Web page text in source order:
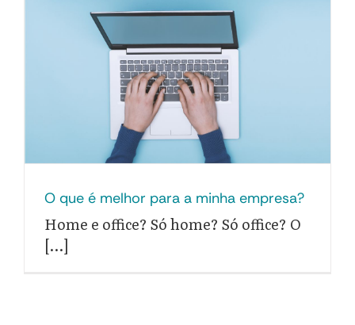
O que é melhor para a minha empresa?
Home e office? Só home? Só office? O
[...]